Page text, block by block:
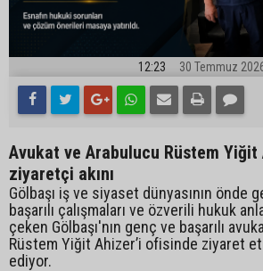
12:23 30 Temmuz
Avukat ve Arabulucu Rüstem Yiğit
ziyaretçi akını
Gölbaşı iş ve siyaset dünyasının önde
başarılı çalışmaları ve özverili hukuk
çeken Gölbaşı'nın genç ve başarılı
Rüstem Yiğit Ahizer’i ofisinde ziyaret
ediyor.